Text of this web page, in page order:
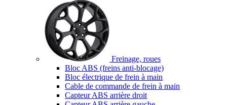
Freinage, roues
Bloc ABS (freins anti-blocage)
Bloc électrique de frein à main
Cable de commande de frein à main
Capteur ABS arrière droit